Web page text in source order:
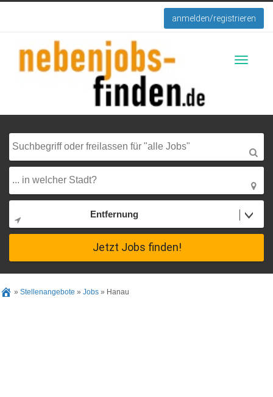
anmelden/registrieren
Entfernung
Jetzt Jobs finden!
» Stellenangebote » Jobs » Hanau